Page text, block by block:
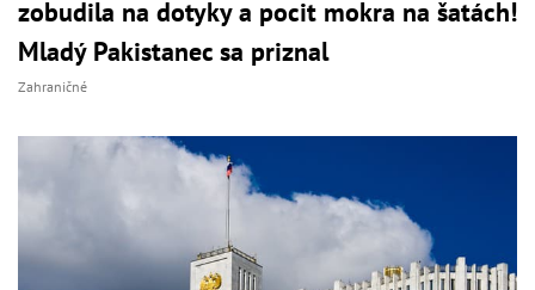
zobudila na dotyky a pocit mokra na šatách!
Mladý Pakistanec sa priznal
Zahraničné